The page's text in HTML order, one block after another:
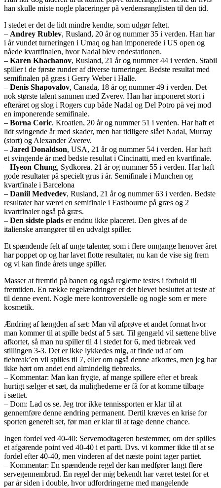
han skulle miste nogle placeringer på verdensranglisten til den tid.
I stedet er det de lidt mindre kendte, som udgør feltet.
– Andrey Rublev, Rusland, 20 år og nummer 35 i verden. Han har
i år vundet turneringen i Umaq og han imponerede i US open og
nåede kvartfinalen, hvor Nadal blev endestationen.
– Karen Khachanov, Rusland, 21 år og nummer 44 i verden. Stabil
spiller i de første runder af diverse turneringer. Bedste resultat med
semifinalen på græs i Gerry Weber i Halle.
– Denis Shapovalov, Canada, 18 år og nummer 49 i verden. Det
nok største talent sammen med Zverev. Han har imponeret stort i
efteråret og slog i Rogers cup både Nadal og Del Potro på vej mod
en imponerende semifinale.
– Borna Coric, Kroatien, 20 år og nummer 51 i verden. Har haft et
lidt svingende år med skader, men har tidligere slået Nadal, Murray
(stort) og Alexander Zverev.
– Jared Donaldson, USA, 21 år og nummer 54 i verden. Har haft
et svingende år med bedste resultat i Cincinatti, med en kvartfinale.
– Hyeon Chung, Sydkorea. 21 år og nummer 55 i verden. Har haft
gode resultater på specielt grus i år. Semifinale i Munchen og
kvartfinale i Barcelona
– Daniil Medvedev, Rusland, 21 år og nummer 63 i verden. Bedste
resultater har været en semifinale i Eastbourne på græs og 2
kvartfinaler også på græs.
– Den sidste plads er endnu ikke placeret. Den gives af de
italienske arrangører til en udvalgt spiller.
Et spændende felt af unge talenter, som i flere omgange henover året
har poppet op og har lavet flotte resultater, nu kan de vise sig frem
og vi kan finde årets unge spiller.
Masser at fremtid på banen og også reglerne testes i forhold til
fremtiden. En række regelændringer er det blevet besluttet at teste af
til denne event. Nogle mere kontroversielle og nogle som er mere
kosmetik.
Ændring af længden af sæt: Man vil afprøve et andet format hvor
man kommer til at spille bedst af 5 sæt. Til gengæld vil sættene blive
afkortet, så man nu spiller til 4 i stedet for 6, med tiebreak ved
stillingen 3-3. Det er ikke lykkedes mig, at finde ud af om
tiebreak’en vil spilles til 7, eller om også denne afkortes, men jeg har
ikke hørt om andet end almindelig tiebreaks.
– Kommentar: Man kan frygte, af mange spillere efter et break
hurtigt sælger et sæt, da mulighederne er få for at komme tilbage
i sættet.
– Dom: Lad os se. Jeg tror ikke tennissporten er klar til at
gennemføre denne ændring permanent. Dertil kræves en krise for
sporten generelt set, før man er klar til at tage denne chance.
Ingen fordel ved 40-40: Servemodtageren bestemmer, om der spilles
et afgørende point ved 40-40 i et parti. Dvs. vi kommer ikke til at se
fordel efter 40-40, men vinderen af det næste point tager partiet.
– Kommentar: En spændende regel der kan medfører langt flere
servegennembrud. En regel der mig bekendt har været testet for et
par år siden i double, hvor udfordringerne med mangelende